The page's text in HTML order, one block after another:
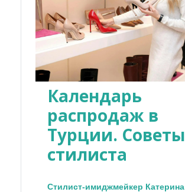
Календарь
распродаж в
Турции. Советы
стилиста
Стилист-имиджмейкер Катерина